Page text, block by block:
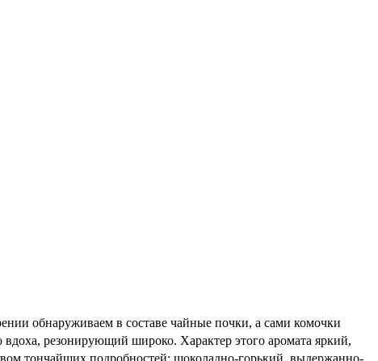
обнаруживаем в составе чайные почки, а сами комочки
резонирующий широко. Характер этого аромата яркий,
тончайших подробностей: шоколадно-горький, выдержанно-